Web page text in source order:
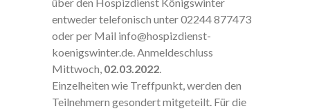
entweder telefonisch unter 02244 877473
oder per Mail info@hospizdienst-
koenigswinter.de. Anmeldeschluss
Mittwoch, 02.03.2022.
Einzelheiten wie Treffpunkt, werden den
Teilnehmern gesondert mitgeteilt. Für die